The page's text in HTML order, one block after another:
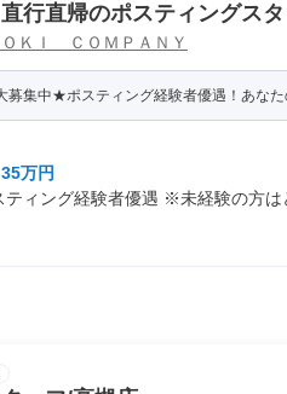
直行直帰のポスティングス
ＫＩ ＣＯＭＰＡＮＹ
募集中★ポスティング経験者優遇！あな
万円
ィング経験者優遇 ※未経験の方は